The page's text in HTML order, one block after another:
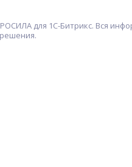
для 1С-Битрикс. Вся